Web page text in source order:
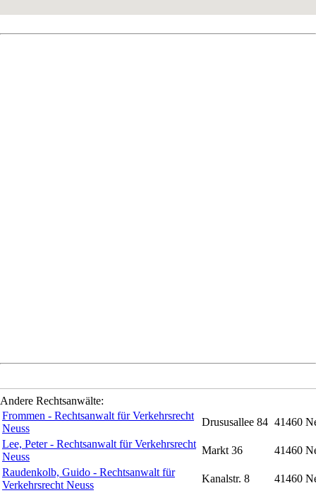
Andere Rechtsanwälte:
Frommen - Rechtsanwalt für Verkehrsrecht
Neuss
Drususallee 84 41460
Lee, Peter - Rechtsanwalt für Verkehrsrecht
Neuss
Markt 36
41460
Raudenkolb, Guido - Rechtsanwalt für
Verkehrsrecht Neuss
Kanalstr. 8
41460